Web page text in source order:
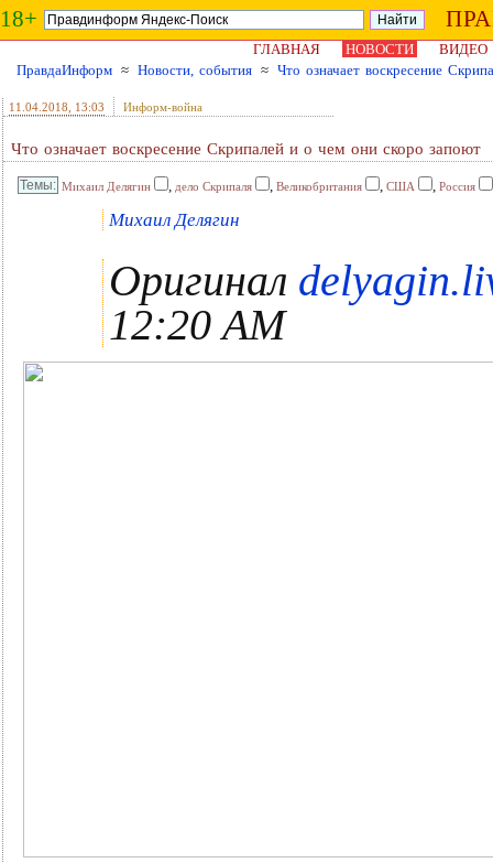
18+
ГЛАВНАЯ НОВОСТИ
ВИДЕО
ПравдаИнформ ≈ Новости, события ≈ Что означает воскресение
11.04.2018 , 13:03 Информ-война
Что означает воскресение Скрипалей и о чем они скоро запоют
Михаил Делягин , дело Скрипаля , Великобритания , США , Россия
Михаил Делягин
Оригинал
12:20 AM